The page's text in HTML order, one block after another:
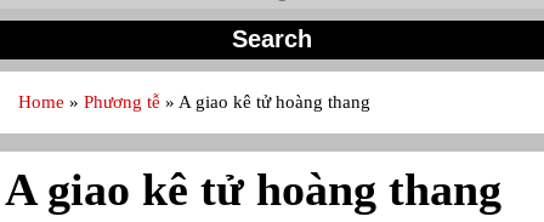
Home » Phương tễ » A giao kê tử hoàng thang
A giao kê tử hoàng thang